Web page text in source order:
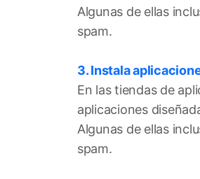
Algunas de ellas
spam.
3. Instala
En las tiendas de
aplicaciones
Algunas de ellas
spam.